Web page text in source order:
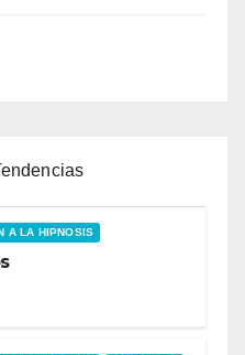
A LA HIPNOSIS